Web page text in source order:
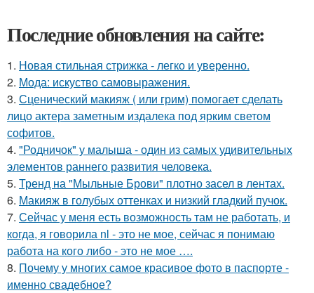
Последние обновления на сайте:
1. Новая стильная стрижка - легко и уверенно.
2. Мода: искуство самовыражения.
3. Сценический макияж ( или грим) помогает сделать
лицо актера заметным издалека под ярким светом
софитов.
4. "Родничок" у малыша - один из самых удивительных
элементов раннего развития человека.
5. Тренд на "Мыльные Брови" плотно засел в лентах.
6. Макияж в голубых оттенках и низкий гладкий пучок.
7. Сейчас у меня есть возможность там не работать, и
когда, я говорила nl - это не мое, сейчас я понимаю
работа на кого либо - это не мое ….
8. Почему у многих самое красивое фото в паспорте -
именно свадебное?